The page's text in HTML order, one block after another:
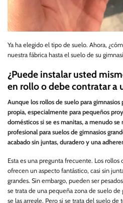
Ya ha elegido el tipo de suelo. Ahora,
nuestra fábrica hasta el suelo de su
¿Puede instalar usted
en rollo o debe contratar a
Aunque los rollos de suelo para
propia, especialmente para pequeños
domésticos si se es manitas, a menudo
profesional para suelos de gimnasios
acabado sin juntas, duradero y una
Esta es una pregunta frecuente. Los rollos
ofrecen un aspecto fantástico, casi sin
grandes. Sin embargo, pueden ser
se trata de una pequeña zona de suelo
se las arregle. Pero si se trata del suelo de